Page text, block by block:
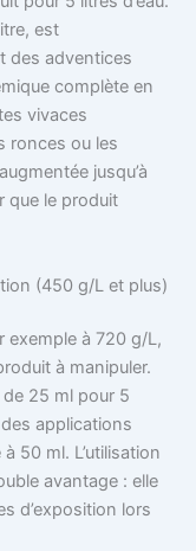
est
des adventices
complète en
vivaces
ronces ou les
jusqu’à
que le produit
(450 g/L et plus)
exemple à 720 g/L,
à manipuler.
25 ml pour 5
applications
50 ml. L’utilisation
avantage : elle
d’exposition lors